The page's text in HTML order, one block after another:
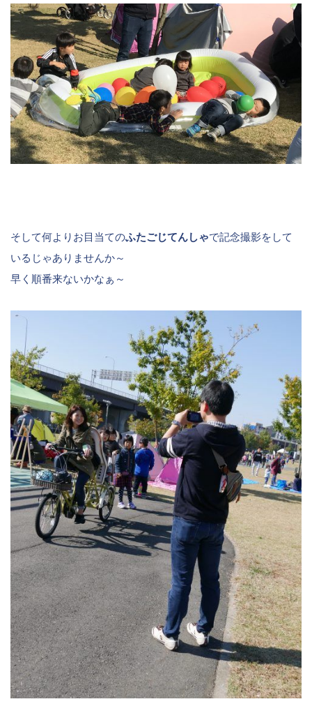
そして何よりお目当てのふたごじてんしゃで記念撮影をして
いるじゃありませんか～
早く順番来ないかなぁ～